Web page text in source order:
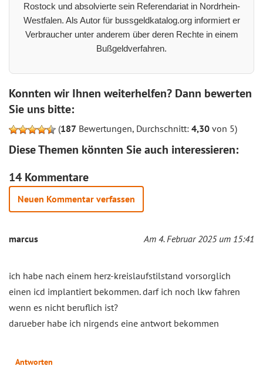
Rostock und absolvierte sein Referendariat in Nordrhein-
Westfalen. Als Autor für bussgeldkatalog.org informiert er
Verbraucher unter anderem über deren Rechte in einem
Bußgeldverfahren.
Konnten wir Ihnen weiterhelfen? Dann bewerten
Sie uns bitte:
(187 Bewertungen, Durchschnitt: 4,30 von 5)
Diese Themen könnten Sie auch interessieren:
14 Kommentare
Neuen Kommentar verfassen
marcus Am 4. Februar 2025 um 15:41
ich habe nach einem herz-kreislaufstilstand vorsorglich
einen icd implantiert bekommen. darf ich noch lkw fahren
wenn es nicht beruflich ist?
darueber habe ich nirgends eine antwort bekommen
Antworten